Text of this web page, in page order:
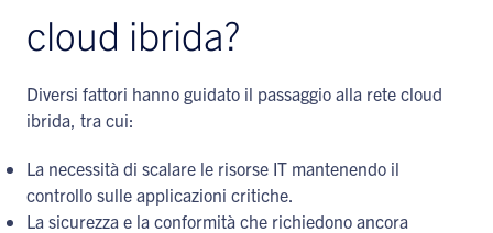
cloud ibrida?
Diversi fattori hanno guidato il passaggio alla rete cloud
ibrida, tra cui:
La necessità di scalare le risorse IT mantenendo il
controllo sulle applicazioni critiche.
La sicurezza e la conformità che richiedono ancora